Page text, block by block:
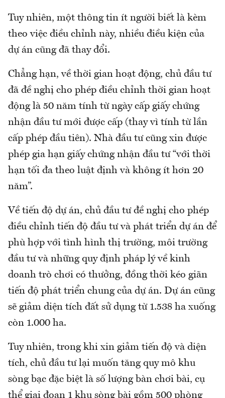
Tuy nhiên, một thông tin ít người biết là kèm
theo việc điều chỉnh này, nhiều điều kiện của
dự án cũng đã thay đổi.
Chẳng hạn, về thời gian hoạt động, chủ đầu tư
đã đề nghị cho phép điều chỉnh thời gian hoạt
động là 50 năm tính từ ngày cấp giấy chứng
nhận đầu tư mới được cấp (thay vì tính từ lần
cấp phép đầu tiên). Nhà đầu tư cũng xin được
phép gia hạn giấy chứng nhận đầu tư “với thời
hạn tối đa theo luật định và không ít hơn 20
năm”.
Về tiến độ dự án, chủ đầu tư đề nghị cho phép
điều chỉnh tiến độ đầu tư và phát triển dự án để
phù hợp với tình hình thị trường, môi trường
đầu tư và những quy định pháp lý về kinh
doanh trò chơi có thưởng, đồng thời kéo giãn
tiến độ phát triển chung của dự án. Dự án cũng
sẽ giảm diện tích đất sử dụng từ 1.538 ha xuống
còn 1.000 ha.
Tuy nhiên, trong khi xin giảm tiến độ và diện
tích, chủ đầu tư lại muốn tăng quy mô khu
sòng bạc đặc biệt là số lượng bàn chơi bài, cụ
thể giai đoạn 1 khu sòng bài gồm 500 phòng